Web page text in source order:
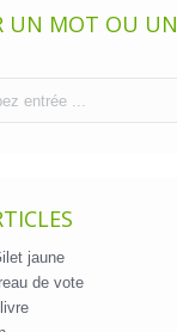
UN MOT OU UN
jaune
de vote